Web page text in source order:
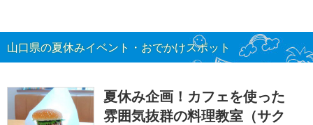
山口県の夏休みイベント・おでかけスポット
夏休み企画！カフェを使った
雰囲気抜群の料理教室（サク